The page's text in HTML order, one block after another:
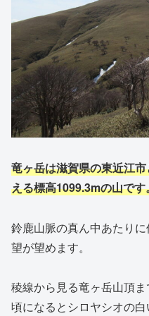
竜ヶ岳は滋賀県の東近江
える標高1099.3mの山です
鈴鹿山脈の真ん中あたり
望が望めます。
稜線から見る竜ヶ岳山頂
頃になるとシロヤシオの